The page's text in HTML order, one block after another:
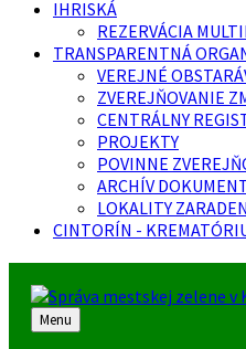
IHRISKÁ
REZERVÁCIA
TRANSPARENTNÁ
VEREJNÉ
ZVEREJŇOVANIE
CENTRÁLNY
PROJEKTY
POVINNE
ARCHÍV
LOKALITY
CINTORÍN -
Menu